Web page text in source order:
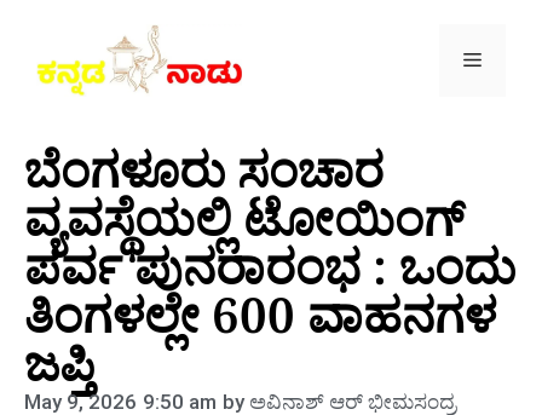
ಬೆಂಗಳೂರು ಸಂಚಾರ
ವ್ಯವಸ್ಥೆಯಲ್ಲಿ ಟೋಯಿಂಗ್
ಪರ್ವ ಪುನರಾರಂಭ : ಒಂದು
ತಿಂಗಳಲ್ಲೇ 600 ವಾಹನಗಳ
ಜಪ್ತಿ
May 9, 2026 9:50 am byಅವಿನಾಶ್‌ ಆರ್‌ ಭೀಮಸಂದ್ರ